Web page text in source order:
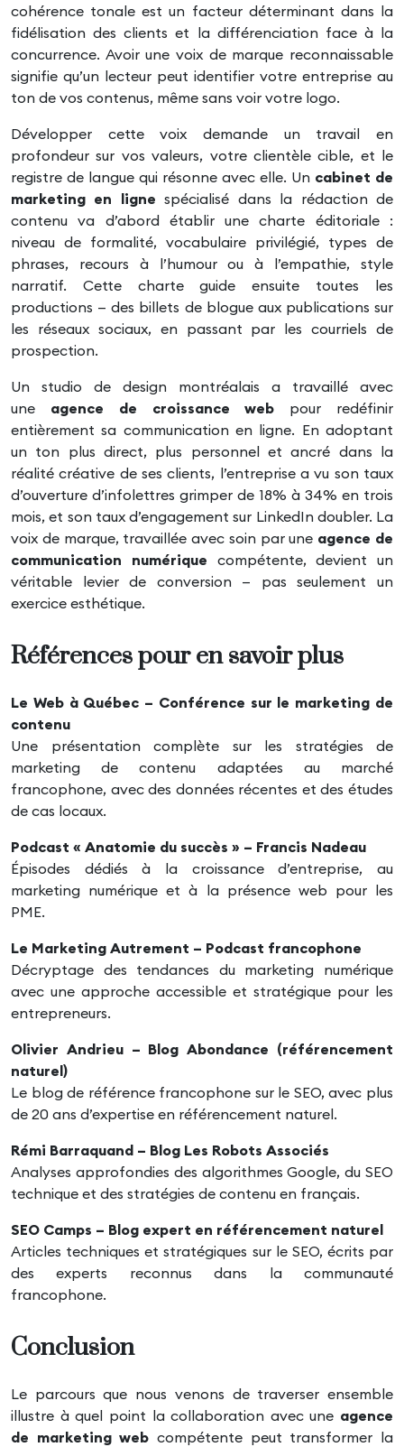
cohérence tonale est un facteur déterminant dans la
fidélisation des clients et la différenciation face à la
concurrence. Avoir une voix de marque reconnaissable
signifie qu’un lecteur peut identifier votre entreprise au
ton de vos contenus, même sans voir votre logo.
Développer cette voix demande un travail en
profondeur sur vos valeurs, votre clientèle cible, et le
registre de langue qui résonne avec elle. Un cabinet de
marketing en ligne spécialisé dans la rédaction de
contenu va d’abord établir une charte éditoriale :
niveau de formalité, vocabulaire privilégié, types de
phrases, recours à l’humour ou à l’empathie, style
narratif. Cette charte guide ensuite toutes les
productions — des billets de blogue aux publications sur
les réseaux sociaux, en passant par les courriels de
prospection.
Un studio de design montréalais a travaillé avec
une agence de croissance web pour redéfinir
entièrement sa communication en ligne. En adoptant
un ton plus direct, plus personnel et ancré dans la
réalité créative de ses clients, l’entreprise a vu son taux
d’ouverture d’infolettres grimper de 18% à 34% en trois
mois, et son taux d’engagement sur LinkedIn doubler. La
voix de marque, travaillée avec soin par une agence de
communication numérique compétente, devient un
véritable levier de conversion — pas seulement un
exercice esthétique.
Références pour en savoir plus
Le Web à Québec – Conférence sur le marketing de
contenu
Une présentation complète sur les stratégies de
marketing de contenu adaptées au marché
francophone, avec des données récentes et des études
de cas locaux.
Podcast « Anatomie du succès » – Francis Nadeau
Épisodes dédiés à la croissance d’entreprise, au
marketing numérique et à la présence web pour les
PME.
Le Marketing Autrement – Podcast francophone
Décryptage des tendances du marketing numérique
avec une approche accessible et stratégique pour les
entrepreneurs.
Olivier Andrieu – Blog Abondance (référencement
naturel)
Le blog de référence francophone sur le SEO, avec plus
de 20 ans d’expertise en référencement naturel.
Rémi Barraquand – Blog Les Robots Associés
Analyses approfondies des algorithmes Google, du SEO
technique et des stratégies de contenu en français.
SEO Camps – Blog expert en référencement naturel
Articles techniques et stratégiques sur le SEO, écrits par
des experts reconnus dans la communauté
francophone.
Conclusion
Le parcours que nous venons de traverser ensemble
illustre à quel point la collaboration avec une agence
de marketing web compétente peut transformer la